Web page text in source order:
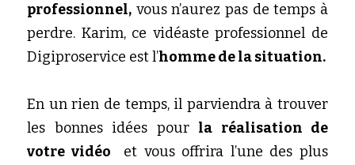
professionnel, vous n’aurez pas de temps à
perdre. Karim, ce vidéaste professionnel de
Digiproservice est l’homme de la situation.
En un rien de temps, il parviendra à trouver
les bonnes idées pour la réalisation de
votre vidéo